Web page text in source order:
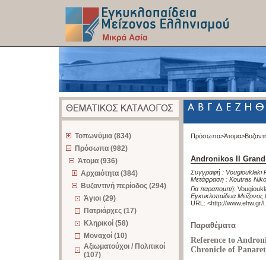
Τοπωνύμια (834)
Πρόσωπα (982)
Άτομα (936)
Αρχαιότητα (384)
Βυζαντινή περίοδος (294)
Άγιοι (29)
Πατριάρχες (17)
Κληρικοί (58)
Μοναχοί (10)
Αξιωματούχοι / Πολιτικοί
(107)
Πρόσωπα>Άτομα>
Andronikos II
Συγγραφή : Vougiouklaki
Μετάφραση : Koutras
Για παραπομπή:
Εγκυκλοπαίδεια
URL: <http://www.ehw.gr/
Παραθέματα
Reference to
Chronicle of